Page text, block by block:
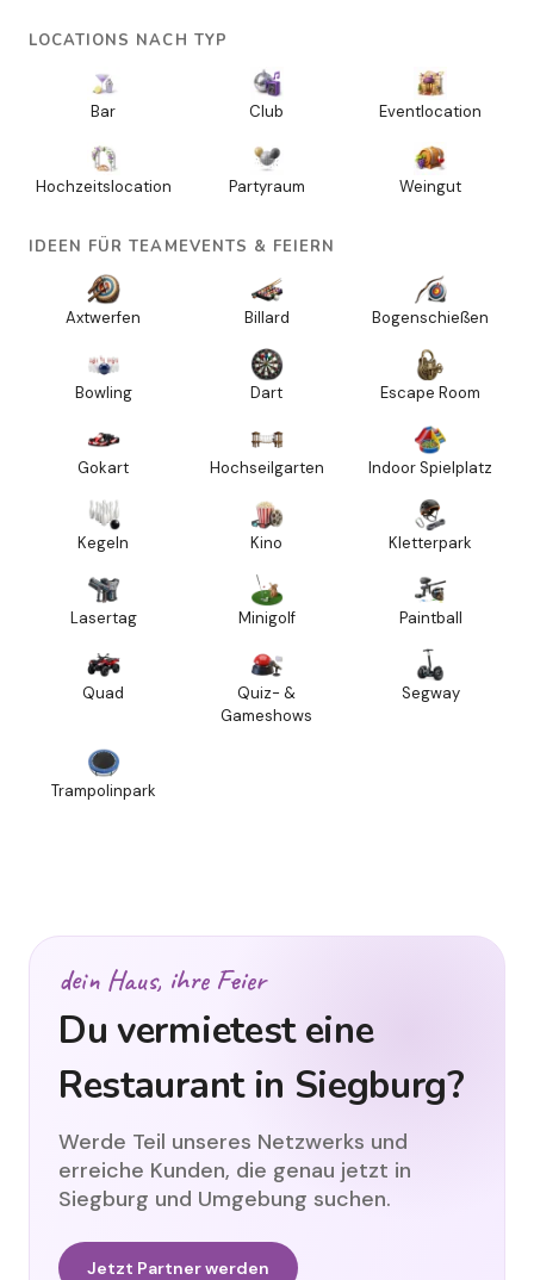
LOCATIONS NACH TYP
Bar Club Eventlocation
Hochzeitslocation Partyraum Weingut
IDEEN FÜR TEAMEVENTS & FEIERN
Axtwerfen Billard Bogenschießen
Bowling Dart Escape Room
Gokart Hochseilgarten Indoor Spielplatz
Kegeln Kino Kletterpark
Lasertag Minigolf Paintball
Quad
Quiz- &
Gameshows
Segway
Trampolinpark
dein Haus, ihre Feier
Du vermietest eine
Restaurant in Siegburg?
Werde Teil unseres Netzwerks und
erreiche Kunden, die genau jetzt in
Siegburg und Umgebung suchen.
Jetzt Partner werden